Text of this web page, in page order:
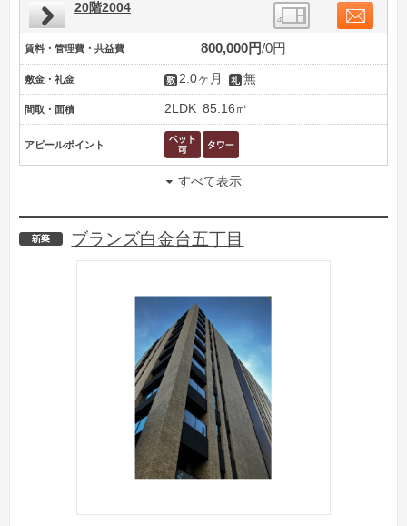
20階2004
賃料・管理費・共益費 800,000円 0円
敷金・礼金 2.0ヶ月 無
間取・面積 2LDK 85.16㎡
アピールポイント
すべて表示
新築
ブランズ白金台五丁目